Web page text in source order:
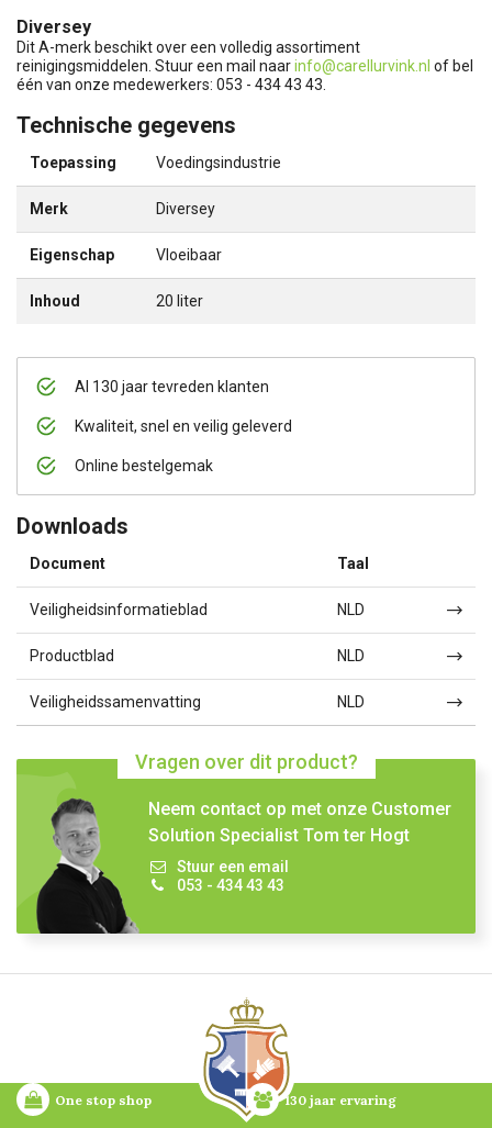
Al 130 jaar tevreden klanten
Kwaliteit, snel en veilig geleverd
Online bestelgemak
Downloads
Document Taal
Veiligheidsinformatieblad NLD
Productblad NLD
Veiligheidssamenvatting NLD
Vragen over dit product?
Neem contact op met onze Customer
Solution Specialist Tom ter Hogt
Stuur een email
053 - 434 43 43
Diversey
Dit A-merk beschikt over een volledig assortiment
reinigingsmiddelen. Stuur een mail naarinfo@carellurvink.nl of bel
één van onze medewerkers: 053 - 434 43 43.
Technische gegevens
Toepassing Voedingsindustrie
Merk Diversey
Eigenschap Vloeibaar
Inhoud 20 liter
One stop shop 130 jaar ervaring